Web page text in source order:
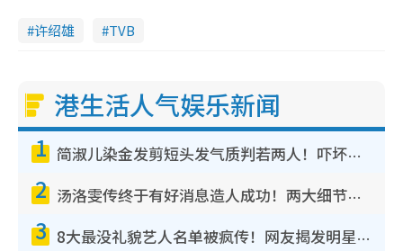
许绍雄 TVB
港生活人气娱乐新闻
1 简淑儿染金发剪短头发气质判若两人！吓坏老公麦大力都认不出：“你做什么？”
2 汤洛雯传终于有好消息造人成功！两大细节曝孕味极浓引猜测：大肚婆先会咁！
3 8大最没礼貌艺人名单被疯传！网友揭发明星真面目，一致数落这一位是无品天花板？